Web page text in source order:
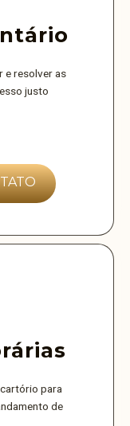
e resolver as
justo
para
de